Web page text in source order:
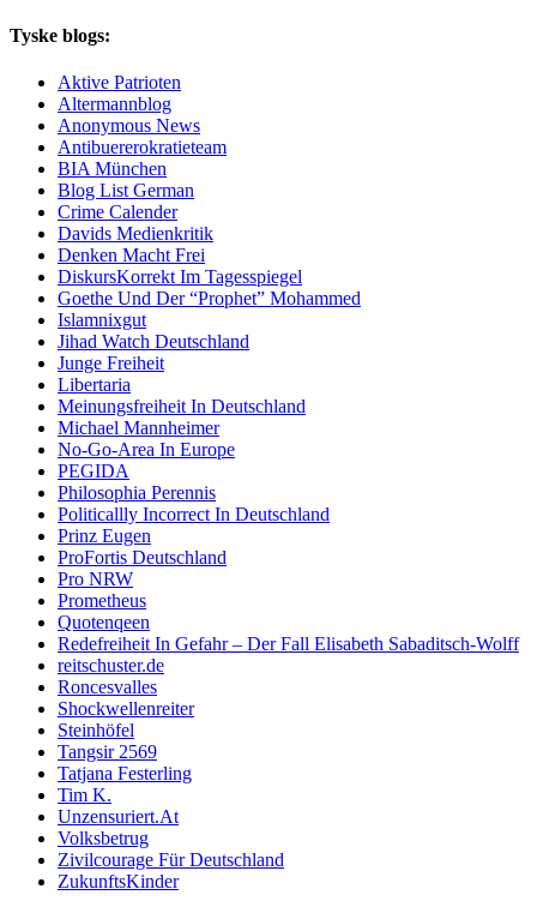
Tyske blogs:
Aktive Patrioten
Altermannblog
Anonymous News
Antibuererokratieteam
BIA München
Blog List German
Crime Calender
Davids Medienkritik
Denken Macht Frei
DiskursKorrekt Im Tagesspiegel
Goethe Und Der “Prophet” Mohammed
Islamnixgut
Jihad Watch Deutschland
Junge Freiheit
Libertaria
Meinungsfreiheit In Deutschland
Michael Mannheimer
No-Go-Area In Europe
PEGIDA
Philosophia Perennis
Politicallly Incorrect In Deutschland
Prinz Eugen
ProFortis Deutschland
Pro NRW
Prometheus
Quotenqeen
Redefreiheit In Gefahr – Der Fall Elisabeth Sabaditsch-Wolff
reitschuster.de
Roncesvalles
Shockwellenreiter
Steinhöfel
Tangsir 2569
Tatjana Festerling
Tim K.
Unzensuriert.At
Volksbetrug
Zivilcourage Für Deutschland
ZukunftsKinder